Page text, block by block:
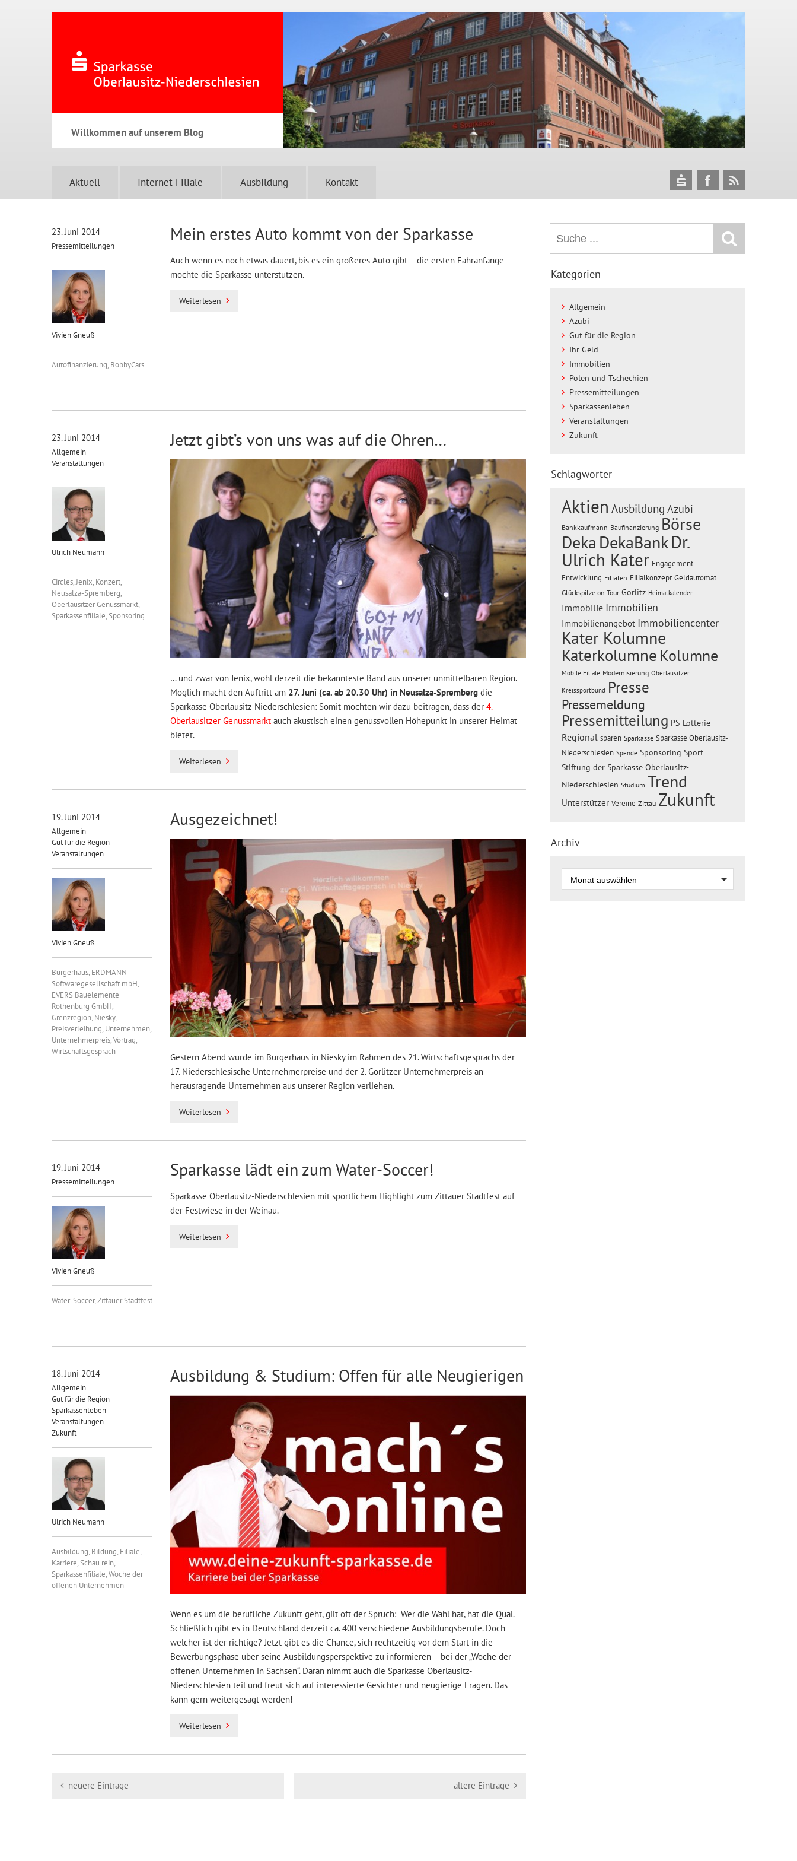
Willkommen auf unserem Blog
Aktuell Internet-Filiale Ausbildung Kontakt
23. Juni 2014
Pressemitteilungen
Vivien Gneuß
Autofinanzierung, BobbyCars
Mein erstes Auto kommt von der Sparkasse
Auch wenn es noch etwas dauert, bis es ein größeres Auto gibt – die ersten Fahranfänge
möchte die Sparkasse unterstützen.
Weiterlesen
23. Juni 2014
Allgemein
Veranstaltungen
Ulrich Neumann
Circles,Jenix, Konzert,
Neusalza-Spremberg,
Oberlausitzer Genussmarkt,
Sparkassenfiliale,Sponsoring
Jetzt gibt’s von uns was auf die Ohren…
… und zwar von Jenix, wohl derzeit die bekannteste Band aus unserer unmittelbaren Region.
Möglich macht den Auftritt am 27. Juni (ca. ab 20.30 Uhr) in Neusalza-Spremberg die
Sparkasse Oberlausitz-Niederschlesien: Somit möchten wir dazu beitragen, dass der 4.
Oberlausitzer Genussmarkt auch akustisch einen genussvollen Höhepunkt in unserer Heimat
bietet.
Weiterlesen
19. Juni 2014
Allgemein
Gut für die Region
Veranstaltungen
Vivien Gneuß
Bürgerhaus, ERDMANN-
Softwaregesellschaft mbH,
EVERS Bauelemente
Rothenburg GmbH,
Grenzregion, Niesky,
Preisverleihung, Unternehmen,
Unternehmerpreis,Vortrag,
Wirtschaftsgespräch
Ausgezeichnet!
Gestern Abend wurde im Bürgerhaus in Niesky im Rahmen des 21. Wirtschaftsgesprächs der
17. Niederschlesische Unternehmerpreise und der 2. Görlitzer Unternehmerpreis an
herausragende Unternehmen aus unserer Region verliehen.
Weiterlesen
19. Juni 2014
Pressemitteilungen
Vivien Gneuß
Water-Soccer,Zittauer Stadtfest
Sparkasse lädt ein zum Water-Soccer!
Sparkasse Oberlausitz-Niederschlesien mit sportlichem Highlight zum Zittauer Stadtfest auf
der Festwiese in der Weinau.
Weiterlesen
18. Juni 2014
Allgemein
Gut für die Region
Sparkassenleben
Veranstaltungen
Zukunft
Ulrich Neumann
Ausbildung, Bildung, Filiale,
Karriere,Schau rein,
Sparkassenfiliale,Woche der
offenen Unternehmen
Ausbildung & Studium: Offen für alle Neugierigen
Wenn es um die berufliche Zukunft geht, gilt oft der Spruch: Wer die Wahl hat, hat die Qual.
Schließlich gibt es in Deutschland derzeit ca. 400 verschiedene Ausbildungsberufe. Doch
welcher ist der richtige? Jetzt gibt es die Chance, sich rechtzeitig vor dem Start in die
Bewerbungsphase über seine Ausbildungsperspektive zu informieren – bei der „Woche der
offenen Unternehmen in Sachsen“. Daran nimmt auch die Sparkasse Oberlausitz-
Niederschlesien teil und freut sich auf interessierte Gesichter und neugierige Fragen. Das
kann gern weitergesagt werden!
Weiterlesen
neuere Einträge ältere Einträge
Kategorien
Allgemein
Azubi
Gut für die Region
Ihr Geld
Immobilien
Polen und Tschechien
Pressemitteilungen
Sparkassenleben
Veranstaltungen
Zukunft
Schlagwörter
Aktien Ausbildung Azubi
Bankkaufmann Baufinanzierung Börse
Deka DekaBankDr.
Ulrich Kater Engagement
Entwicklung Filialen Filialkonzept Geldautomat
Glückspilze on Tour Görlitz Heimatkalender
Immobilie Immobilien
Immobilienangebot Immobiliencenter
Kater Kolumne
Katerkolumne Kolumne
Mobile Filiale Modernisierung Oberlausitzer
Kreissportbund Presse
Pressemeldung
Pressemitteilung PS-Lotterie
Regional sparen Sparkasse Sparkasse Oberlausitz-
Niederschlesien Spende Sponsoring Sport
Stiftung der Sparkasse Oberlausitz-
Niederschlesien Studium Trend
Unterstützer Vereine Zittau Zukunft
Archiv